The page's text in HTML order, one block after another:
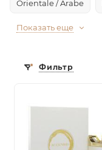
Orientale / Arabe
Показать еще
Фильтр